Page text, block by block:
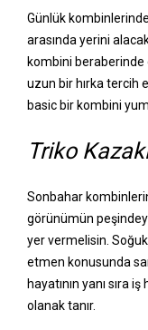
Günlük
arasında yerini
kombini beraberinde
uzun bir hırka tercih
basic bir kombini
Triko
Sonbahar
görünümün
yer vermelisin.
etmen konusunda
hayatının yanı sıra
olanak tanır.